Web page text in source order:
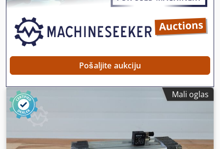
Pošaljite aukciju
Mali oglas